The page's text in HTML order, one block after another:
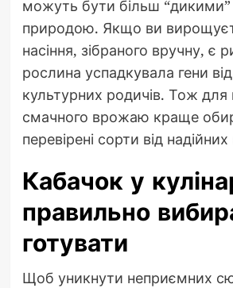
можуть бути більш
природою. Якщо ви
насіння, зібраного вручну, є
рослина успадкувала гени
культурних родичів. Тож для
смачного врожаю краще
перевірені сорти від
Кабачок у
правильно
готувати
Щоб уникнути неприємних